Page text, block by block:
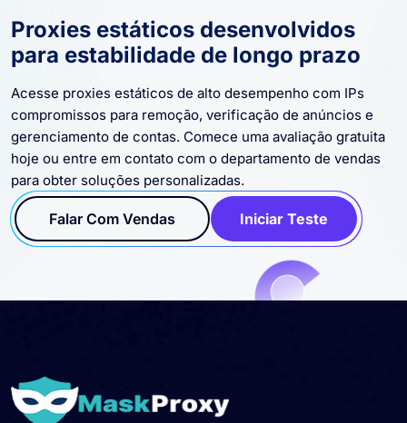
Proxies estáticos desenvolvidos
para estabilidade de longo prazo
Acesse proxies estáticos de alto desempenho com IPs
compromissos para remoção, verificação de anúncios e
gerenciamento de contas. Comece uma avaliação gratuita
hoje ou entre em contato com o departamento de vendas
para obter soluções personalizadas.
Falar Com Vendas Iniciar Teste